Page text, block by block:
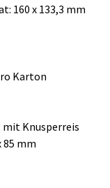
160 x 133,3 mm
Karton
mit Knusperreis
85 mm